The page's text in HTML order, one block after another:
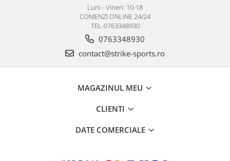
Luni - Vineri: 10-18
COMENZI ONLINE 24/24
TEL-0763348930
0763348930
contact@strike-sports.ro
MAGAZINUL MEU
CLIENTI
DATE COMERCIALE